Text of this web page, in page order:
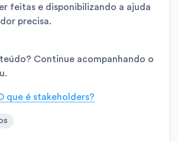
feitas e disponibilizando a ajuda
precisa.
Continue acompanhando o
que é stakeholders?